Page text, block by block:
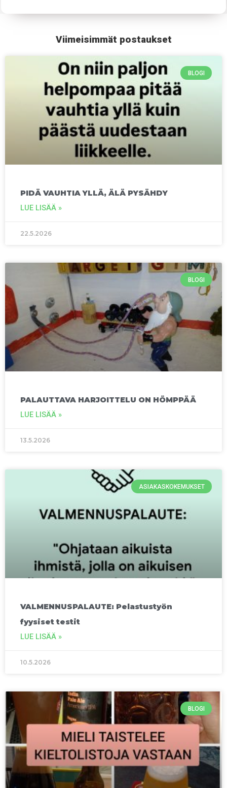
Viimeisimmät postaukset
BLOGI
PIDÄ VAUHTIA YLLÄ, ÄLÄ PYSÄHDY
LUE LISÄÄ »
22.5.2026
BLOGI
PALAUTTAVA HARJOITTELU ON HÖMPPÄÄ
LUE LISÄÄ »
13.5.2026
ASIAKASKOKEMUKSET
VALMENNUSPALAUTE: Pelastustyön
fyysiset testit
LUE LISÄÄ »
10.5.2026
BLOGI